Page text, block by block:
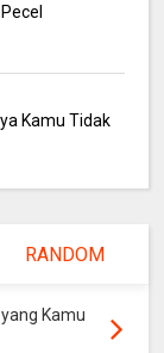
Kamu Tidak
RANDOM
Kamu